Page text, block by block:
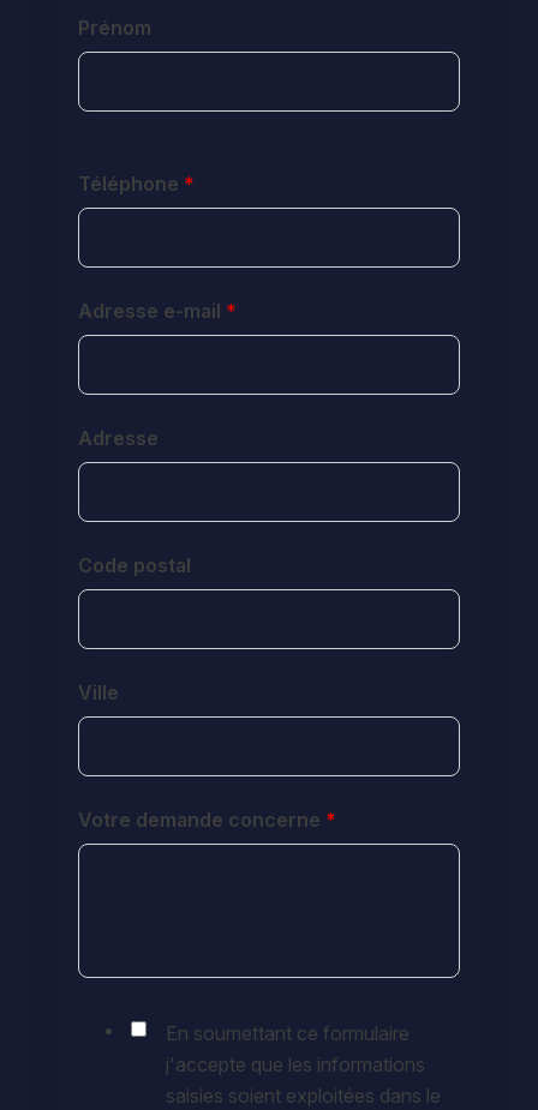
Prénom
Téléphone *
Adresse e-mail *
Adresse
Code postal
Ville
Votre demande concerne *
En soumettant ce formulaire
j'accepte que les informations
saisies soient exploitées dans le